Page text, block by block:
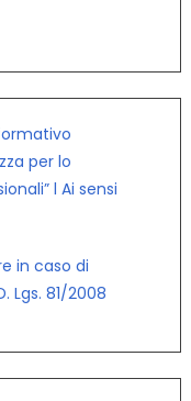
per lo
l Ai sensi
in caso di
Lgs. 81/2008